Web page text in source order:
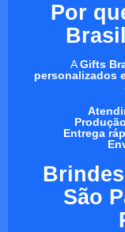
Por
AGifts
personalizados
Entrega
São